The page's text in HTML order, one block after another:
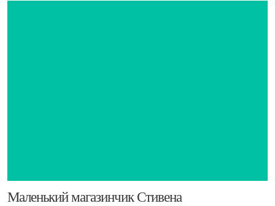
​Маленький магазинчик Стивена